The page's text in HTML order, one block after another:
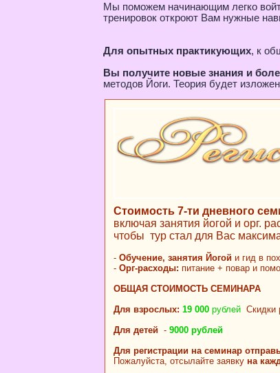
Мы поможем начинающим легко
тренировок откроют Вам нужные
Для опытных практикующих, к
Вы получите новые знания и
методов Йоги. Теория будет
Стоимость 7-ти дневного
включая занятия йогой и орг.
чтобы тур стал для Вас
- Обучение, занятия Йогой и гид в
- Орг-расходы: питание + повар и
ОБЩАЯ СТОИМОСТЬ СЕМИНАРА
Для взрослых: 19 000 рублей Скидки
Для детей - 9000 рублей
Для регистрации на семинар
Пожалуйста, отсылайте заявку на